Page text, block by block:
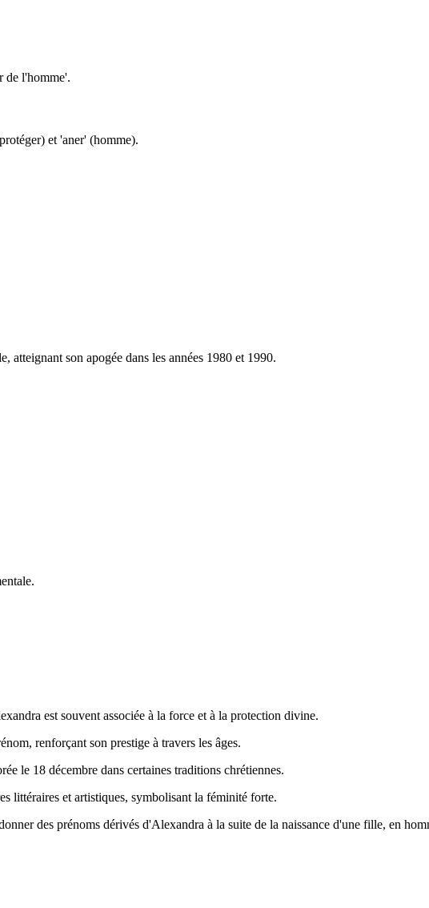
de l'homme'.
et 'aner' (homme).
son apogée dans les années 1980 et 1990.
est souvent associée à la force et à la protection divine.
renforçant son prestige à travers les âges.
le 18 décembre dans certaines traditions chrétiennes.
littéraires et artistiques, symbolisant la féminité forte.
des prénoms dérivés d'Alexandra à la suite de la naissance d'une fille, en